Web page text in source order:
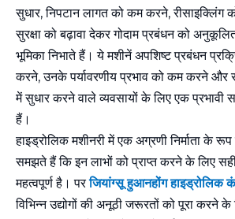
सुधार, निपटान लागत को कम करने, रीसाइक्लिंग
सुरक्षा को बढ़ावा देकर गोदाम प्रबंधन को
भूमिका निभाते हैं। ये मशीनें अपशिष्ट प्रबंधन
करने, उनके पर्यावरणीय प्रभाव को कम करने और
में सुधार करने वाले व्यवसायों के लिए एक प्रभावी
हैं।
हाइड्रोलिक मशीनरी में एक अग्रणी निर्माता के
समझते हैं कि इन लाभों को प्राप्त करने के लिए
महत्वपूर्ण है। परजियांग्सू हुआनहोंग हाइड्रोलिक
विभिन्न उद्योगों की अनूठी जरूरतों को पूरा करने